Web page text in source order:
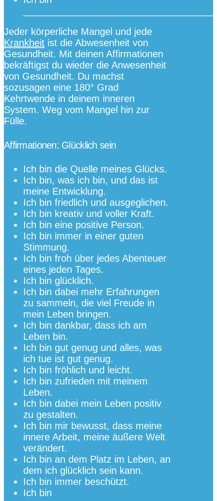
Jeder körperliche Mangel und jede
Krankheit ist die Abwesenheit von
Gesundheit. Mit deinen Affirmationen
bekräftigst du wieder die Anwesenheit
von Gesundheit. Du machst
sozusagen eine 180° Grad
Kehrtwende in deinem inneren
System. Weg vom Mangel hin zur
Fülle.
Affirmationen: Glücklich sein
Ich bin die Quelle meines Glücks.
Ich bin, was ich bin, und das ist
meine Entwicklung.
Ich bin friedlich und ausgeglichen.
Ich bin kreativ und voller Kraft.
Ich bin eine positive Person.
Ich bin immer in einer guten
Stimmung.
Ich bin froh über jedes Abenteuer
eines jeden Tages.
Ich bin glücklich.
Ich bin dabei mehr Erfahrungen
zu sammeln, die viel Freude in
mein Leben bringen.
Ich bin dankbar, dass ich am
Leben bin.
Ich bin gut genug und alles, was
ich tue ist gut genug.
Ich bin fröhlich und leicht.
Ich bin zufrieden mit meinem
Leben.
Ich bin dabei mein Leben positiv
zu gestalten.
Ich bin mir bewusst, dass meine
innere Arbeit, meine äußere Welt
verändert.
Ich bin an dem Platz im Leben, an
dem ich glücklich sein kann.
Ich bin immer beschützt.
Ich bin